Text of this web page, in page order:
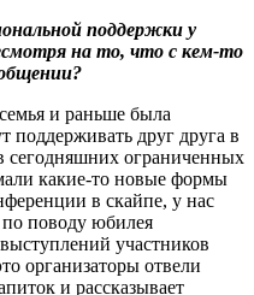
поддержки у
на то, что с кем-то
и раньше была
поддерживать друг друга в
сегодняшних ограниченных
какие-то новые формы
в скайпе, у нас
поводу юбилея
участников
организаторы отвели
и рассказывает